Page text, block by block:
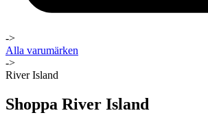
->
Alla varumärken
->
River Island
Shoppa River Island